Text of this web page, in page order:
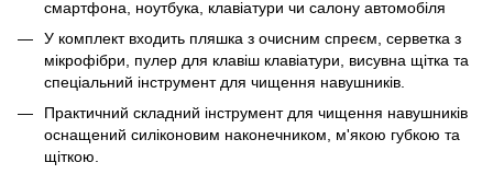
смартфона, ноутбука, клавіатури чи салону автомобіля
У комплект входить пляшка з очисним спреєм, серветка з
мікрофібри, пулер для клавіш клавіатури, висувна щітка та
спеціальний інструмент для чищення навушників.
Практичний складний інструмент для чищення навушників
оснащений силіконовим наконечником, м'якою губкою та
щіткою.